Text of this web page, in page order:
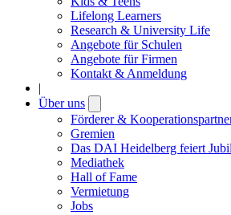
Lifelong Learners
Research & University Life
Angebote für Schulen
Angebote für Firmen
Kontakt & Anmeldung
|
Über uns
submenu
Förderer &
Gremien
Das DAI Heidelberg feiert
Mediathek
Hall of Fame
Vermietung
Jobs